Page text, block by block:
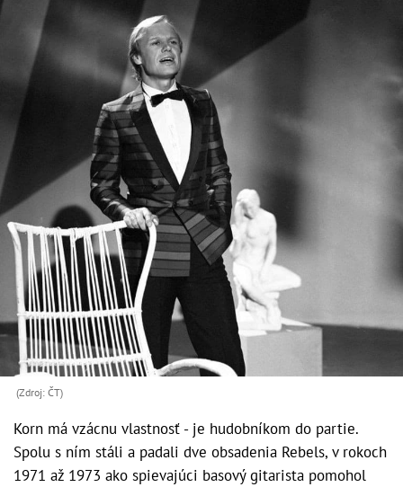
(Zdroj: ČT)
Korn má vzácnu vlastnosť - je hudobníkom do partie.
Spolu s ním stáli a padali dve obsadenia Rebels, v rokoch
1971 až 1973 ako spievajúci basový gitarista pomohol